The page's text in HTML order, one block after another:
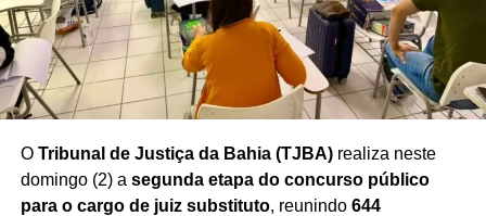
investimentos do setor supermercadista nos últimos anos.
Redação Saiba+
O Tribunal de Justiça da Bahia (TJBA)realiza neste
domingo (2) a segunda etapa do concurso público
para o cargo de juiz substituto, reunindo 644